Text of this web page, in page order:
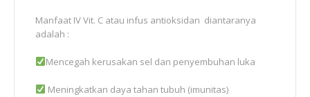
Manfaat IV Vit. C atau infus antioksidan diantaranya
adalah :
Mencegah kerusakan sel dan penyembuhan luka
Meningkatkan daya tahan tubuh (imunitas)